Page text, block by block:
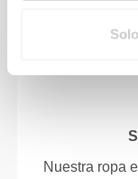
Nuestra ropa